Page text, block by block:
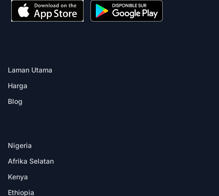
Laman Utama
Harga
Blog
Nigeria
Afrika Selatan
Kenya
Ethiopia